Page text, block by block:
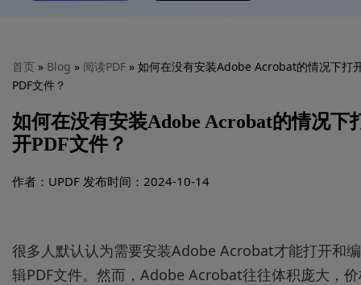
首页 » Blog » 阅读PDF » 如何在没有安装Adobe Acrobat的情况下打
PDF文件？
如何在没有安装Adobe Acrobat的情况下
开PDF文件？
作者：UPDF 发布时间：2024-10-14
很多人默认认为需要安装Adobe Acrobat才能打开和编
辑PDF文件。然而，Adobe Acrobat往往体积庞大，